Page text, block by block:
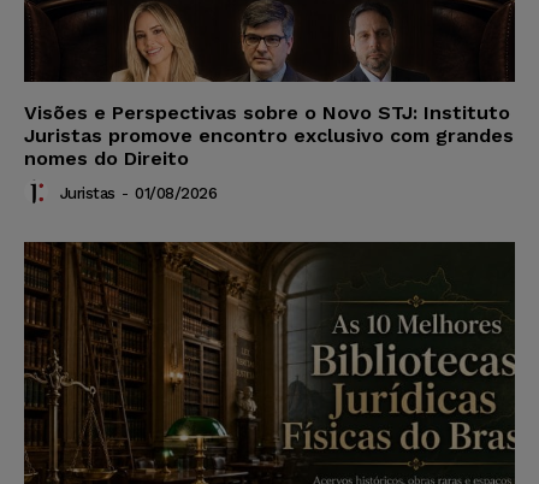
Visões e Perspectivas sobre o Novo STJ: Instituto
Juristas promove encontro exclusivo com grandes
nomes do Direito
Juristas - 01/08/2026